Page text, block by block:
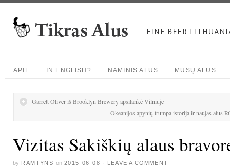
APIE IN ENGLISH? NAMINIS ALUS MŪSŲ ALŪS
Garrett Oliver iš Brooklyn Brewery apsilankė Vilniuje
Okeanijos apynių trumpa istorija ir naujas alus
Vizitas Sakiškių alaus
by RAMTYNS on 2015-06-08 · LEAVE A COMMENT